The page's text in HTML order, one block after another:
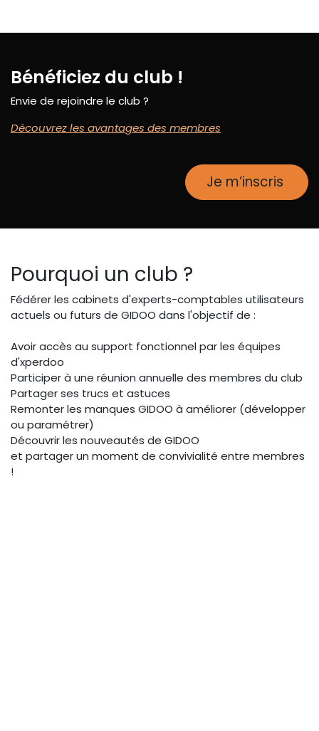
Bénéficiez du club !
Envie de rejoindre le club ?
Découvrez les avantages des membres
Je m’inscris
Pourquoi un club ?
Fédérer les cabinets d'experts-comptables utilisateurs
actuels ou futurs de GIDOO dans l'objectif de :
Avoir accès au support fonctionnel par les équipes
d'xperdoo
Participer à une réunion annuelle des membres du club
Partager ses trucs et astuces
Remonter les manques GIDOO à améliorer (développer
ou paramétrer)
Découvrir les nouveautés de GIDOO
et partager un moment de convivialité entre membres
!